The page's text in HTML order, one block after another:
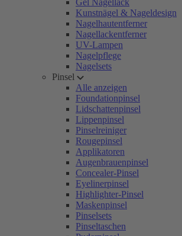
Gel Nagellack
Kunstnägel & Nageldesign
Nagelhautentferner
Nagellackentferner
UV-Lampen
Nagelpflege
Nagelsets
Pinsel
Alle anzeigen
Foundationpinsel
Lidschattenpinsel
Lippenpinsel
Pinselreiniger
Rougepinsel
Applikatoren
Augenbrauenpinsel
Concealer-Pinsel
Eyelinerpinsel
Highlighter-Pinsel
Maskenpinsel
Pinselsets
Pinseltaschen